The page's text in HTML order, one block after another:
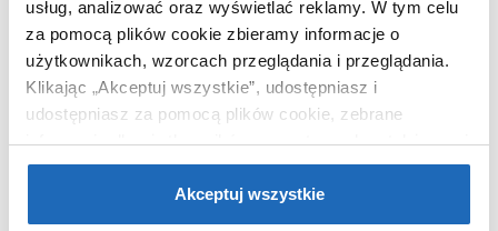
usług, analizować oraz wyświetlać reklamy. W tym celu
za pomocą plików cookie zbieramy informacje o
użytkownikach, wzorcach przeglądania i przeglądania.
Klikając „Akceptuj wszystkie”, udostępniasz i
udostępniasz za pomocą plików cookie, zebrane
informacje dla użytkowników zewnętrznych, a także nasi
partnerzy reklamowi.Jeśli chcesz, włącz „Tylko
wymagane pliki cookie”.Pamiętaj jednak, że
zablokowane niektóre pliki cookie mogą mieć wpływ na
Akceptuj wszystkie
Wymiary z
opakowaniem
46 x 204 x 16 cm
Waga z
opakowaniem
40,35 kg
Dane producenta Zobacz